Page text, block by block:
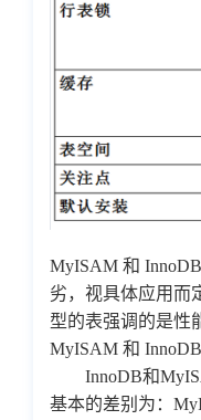
MyISAM 和
劣，视具体应用而
型的表强调的是性
MyISAM 和
InnoDB和
基本的差别为：